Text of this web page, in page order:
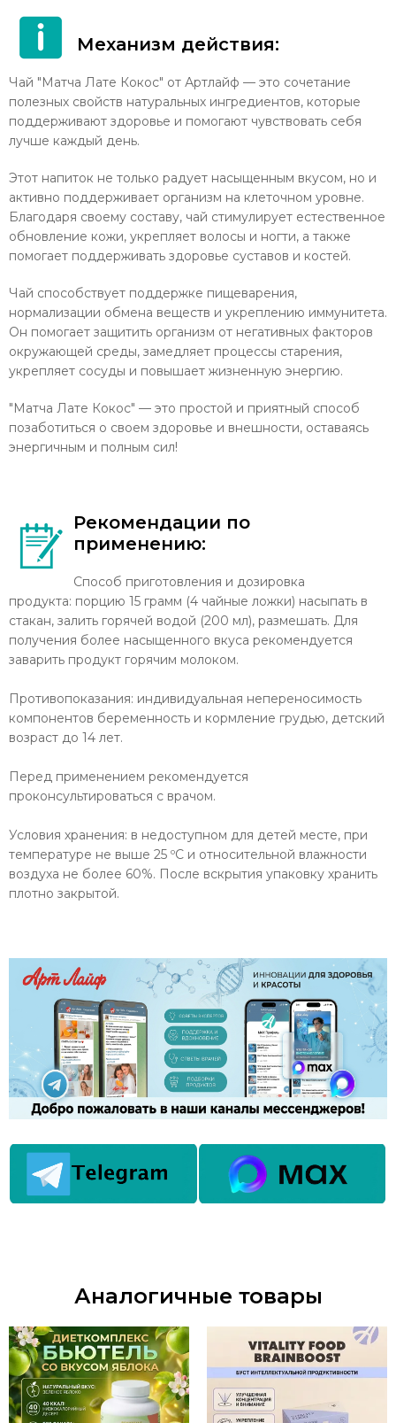
Механизм действия:
Чай "Матча Лате Кокос" от Артлайф — это сочетание
полезных свойств натуральных ингредиентов, которые
поддерживают здоровье и помогают чувствовать себя
лучше каждый день.
Этот напиток не только радует насыщенным вкусом, но и
активно поддерживает организм на клеточном уровне.
Благодаря своему составу, чай стимулирует естественное
обновление кожи, укрепляет волосы и ногти, а также
помогает поддерживать здоровье суставов и костей.
Чай способствует поддержке пищеварения,
нормализации обмена веществ и укреплению иммунитета.
Он помогает защитить организм от негативных факторов
окружающей среды, замедляет процессы старения,
укрепляет сосуды и повышает жизненную энергию.
"Матча Лате Кокос" — это простой и приятный способ
позаботиться о своем здоровье и внешности, оставаясь
энергичным и полным сил!
Рекомендации по
применению:
Способ приготовления и дозировка
продукта: порцию 15 грамм (4 чайные ложки) насыпать в
стакан, залить горячей водой (200 мл), размешать. Для
получения более насыщенного вкуса рекомендуется
заварить продукт горячим молоком.
Противопоказания: индивидуальная непереносимость
компонентов беременность и кормление грудью, детский
возраст до 14 лет.
Перед применением рекомендуется
проконсультироваться с врачом.
Условия хранения: в недоступном для детей месте, при
температуре не выше 25 ºС и относительной влажности
воздуха не более 60%. После вскрытия упаковку хранить
плотно закрытой.
Аналогичные товары